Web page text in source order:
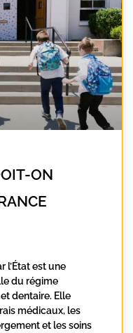
ON
l’État est une
du régime
dentaire. Elle
médicaux, les
et les soins